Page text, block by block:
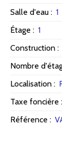
Salle d'eau : 1
Étage : 1
Construction :
Nombre
Localisation :
Taxe foncière :
Référence :